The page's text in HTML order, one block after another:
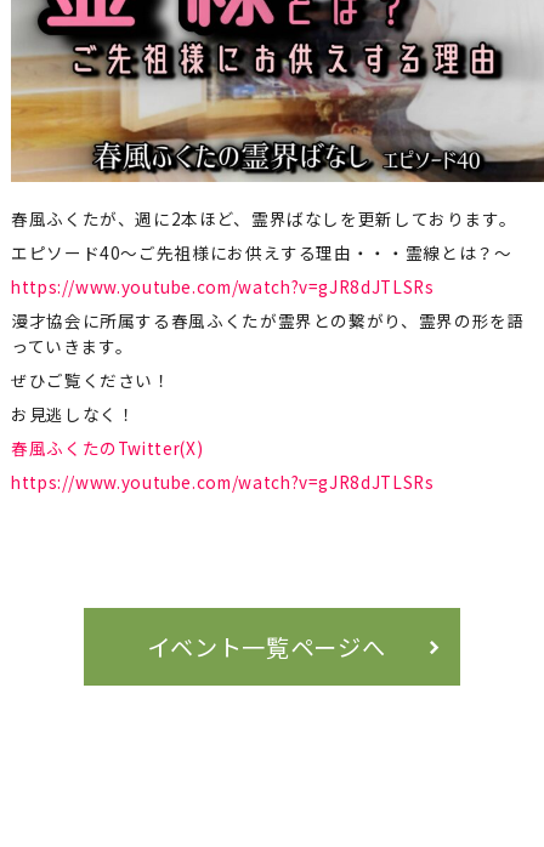
春風ふくたが、週に2本ほど、霊界ばなしを更新しております。
エピソード40～ご先祖様にお供えする理由・・・霊線とは？～
https://www.youtube.com/watch?v=gJR8dJTLSRs
漫才協会に所属する春風ふくたが霊界との繋がり、霊界の形を語
っていきます。
ぜひご覧ください！
お見逃しなく！
春風ふくたのTwitter(X)
https://www.youtube.com/watch?v=gJR8dJTLSRs
イベント一覧ページへ